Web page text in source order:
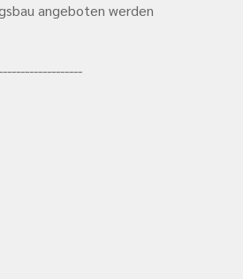
angeboten werden